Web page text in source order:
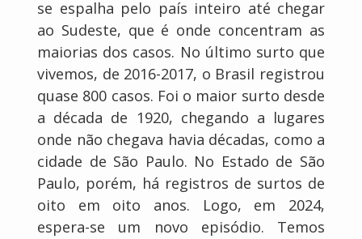
se espalha pelo país inteiro até chegar
ao Sudeste, que é onde concentram as
maiorias dos casos. No último surto que
vivemos, de 2016-2017, o Brasil registrou
quase 800 casos. Foi o maior surto desde
a década de 1920, chegando a lugares
onde não chegava havia décadas, como a
cidade de São Paulo. No Estado de São
Paulo, porém, há registros de surtos de
oito em oito anos. Logo, em 2024,
espera-se um novo episódio. Temos